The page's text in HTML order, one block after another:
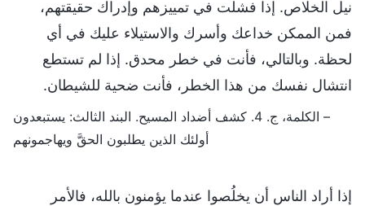
نيل الخلاص. إذا فشلت في تمييزهم وإدراك حقيقتهم،
فمن الممكن خداعك وأسرك والاستيلاء عليك في أي
لحظة. وبالتالي، فأنت في خطر محدق. إذا لم تستطع
انتشال نفسك من هذا الخطر، فأنت ضحية للشيطان.
– الكلمة، ج. 4. كشف أضداد المسيح. البند الثالث: يستبعدون
أولئك الذين يطلبون الحقَّ ويهاجمونهم
إذا أراد الناس أن يخلُصوا عندما يؤمنون بالله، فالأمر